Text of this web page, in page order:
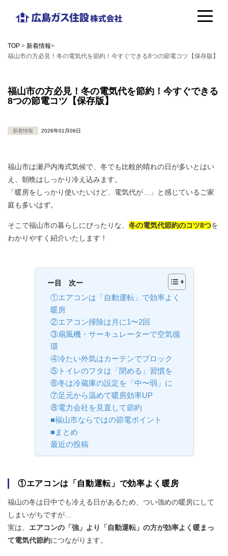
テ
ン
へ
キ
プ
島
ガ
住
株
会
社
TOP > 新着情報>
福山市の方必見！冬の電気代を節約！今すぐできる8つの節電コツ【保存版】
福山市の方必見！冬の電気代を節約！今すぐできる
8つの節電コツ【保存版】
新着情報 2026年01月09日
福山市は瀬戸内海式気候で、冬でも比較的晴れの日が多いとはい
え、朝晩はしっかり冷え込みます。
「暖房をしっかり使いたいけど、電気代が…」と感じているご家
庭も多いはず。
そこで福山市の暮らしにぴったりな、 冬の電気代節約のコツ8つを
わかりやすく紹介いたします！
ー目 次ー
①エアコンは「自動運転」で効率よく
暖房
②エアコン掃除は月に1〜2回
③扇風機・サーキュレーターで空気循
環
④冷たい外気はカーテンでブロック
⑤トイレのフタは「閉める」習慣を
⑥冬は冷蔵庫の設定を「中〜弱」に
⑦足元から温めて暖房効率UP
⑧電力会社を見直して節約
■福山市ならではの節電ポイント
■まとめ
最近の投稿
①エアコンは「自動運転」で効率よく暖房
福山の冬は日中でも冷える日があるため、つい強めの暖房にして
しまいがちですが…
実は、 エアコンの「強」より「自動運転」の方が効率よく暖まっ
て電気代節約につながります。